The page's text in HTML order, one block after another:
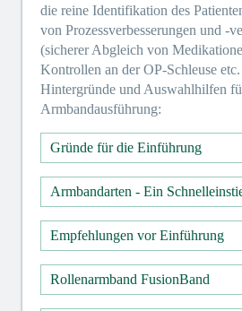
die reine Identifikation des
von Prozessverbesserungen und -
(sicherer Abgleich von
Kontrollen an der OP-Schleuse
Hintergründe und Auswahlhilfen
Armbandausführung:
Gründe für die Einführung
Armbandarten - Ein
Empfehlungen vor Einführung
Rollenarmband FusionBand